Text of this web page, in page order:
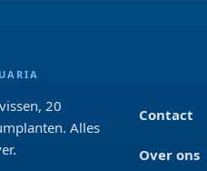
20
Alles
Contact
Over ons